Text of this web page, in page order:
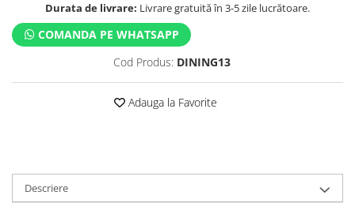
Durata de livrare: Livrare gratuită în 3-5 zile lucrătoare.
COMANDA PE WHATSAPP
Cod Produs: DINING13
Adauga la Favorite
Descriere